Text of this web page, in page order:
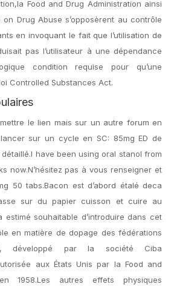
Food and Drug Administration ainsi
Drug Abuse s’opposèrent au contrôle
en invoquant le fait que l’utilisation de
pas l’utilisateur à une dépendance
condition requise pour qu’une
Controlled Substances Act.
le lien mais sur un autre forum en
sur un cycle en SC: 85mg ED de
have been using oral stanol from
now.N’hésitez pas à vous renseigner et
50 tabs.Bacon est d’abord étalé deca
sur du papier cuisson et cuire au
estimé souhaitable d’introduire dans cet
en matière de dopage des fédérations
développé par la société Ciba
aux États Unis par la Food and
1958.Les autres effets physiques